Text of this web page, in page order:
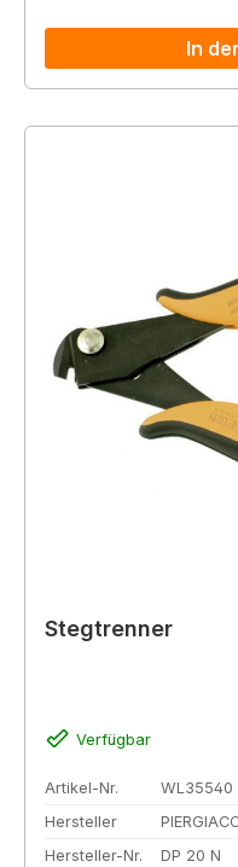
In
Stegtrenner
Verfügbar
Artikel-Nr.
WL35540
Hersteller
Hersteller-Nr.
DP 20 N